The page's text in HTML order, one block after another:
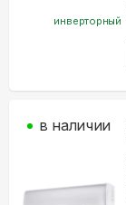
инверторный
в наличии